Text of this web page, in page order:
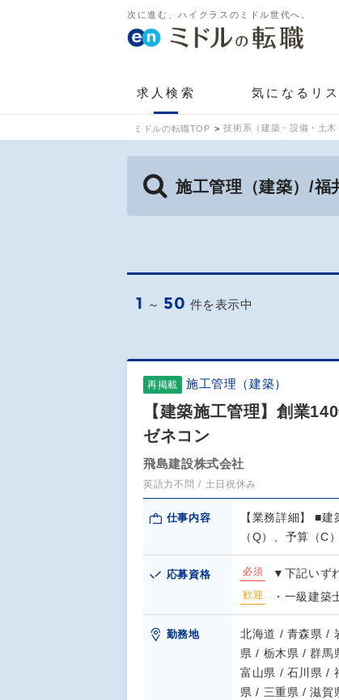
次に進む、ハイクラスのミドル世代へ。
求人検索 気になるリス
ミドルの転職TOP 技術系（建築・設備・土
施工管理（建築）/福
1 ～ 50 件を表示中
再掲載 施工管理（建築）
【建築施工管理】創業
ゼネコン
飛島建設株式会社
英語力不問 土日祝休み
仕事内容
【業務詳細】 ■
（Q）、予算（C
応募資格 必須 ▼下記いず
歓迎 ・一級建築
勤務地
北海道 / 青森県 /
県 / 栃木県 / 群馬
富山県 / 石川県 /
県 / 三重県 / 滋賀